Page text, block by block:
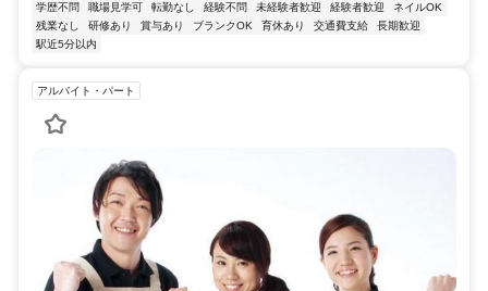
学歴不問
職場見学可 転勤なし 経験不問 未経験者歓迎 経験者歓迎
ネイルOK
残業なし
研修あり 賞与あり ブランクOK 育休あり 交通費支給
長期歓迎
駅近5分以内
アルバイト・パート